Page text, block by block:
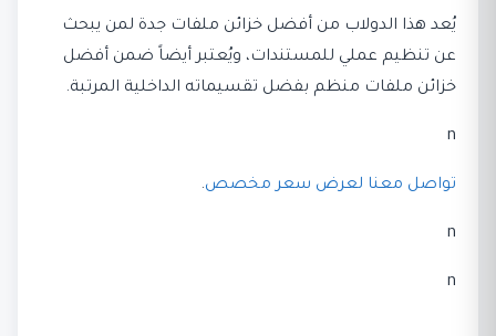
يُعد هذا الدولاب من أفضل خزائن ملفات جدة لمن يبحث
عن تنظيم عملي للمستندات، ويُعتبر أيضاً ضمن أفضل
خزائن ملفات منظم بفضل تقسيماته الداخلية المرتبة.
n
تواصل معنا لعرض سعر مخصص.
n
n